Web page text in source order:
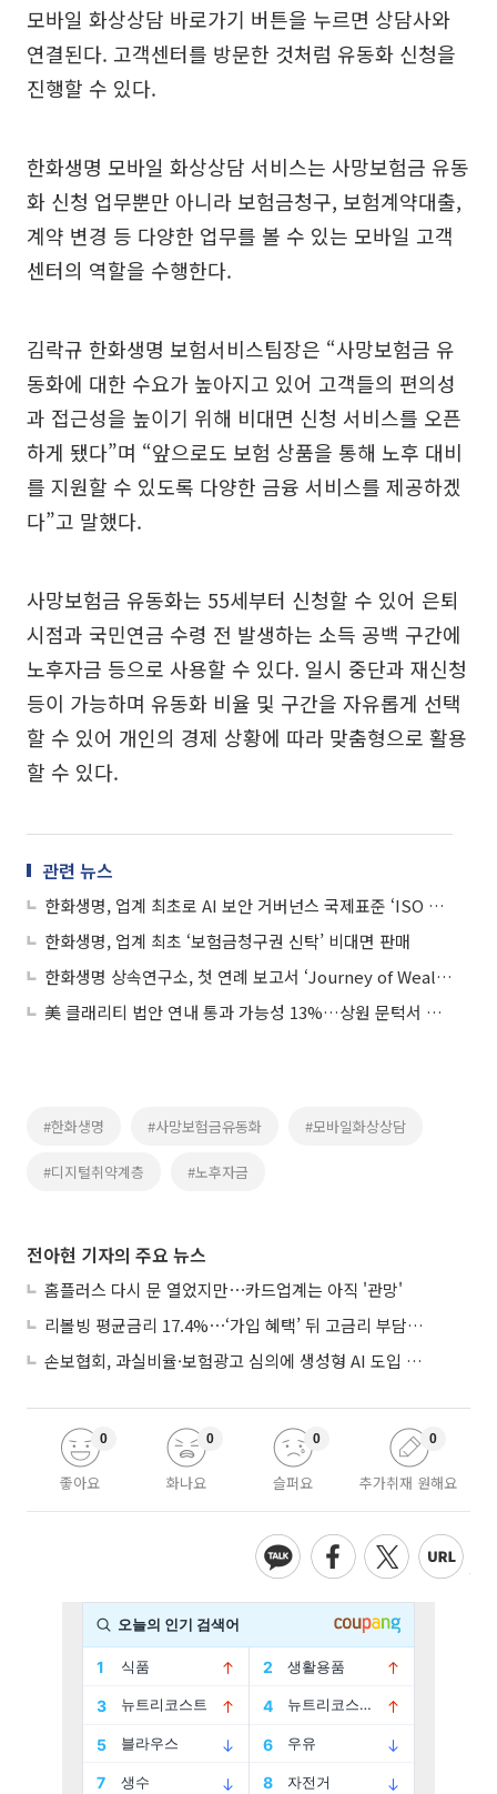
모바일 화상상담 바로가기 버튼을 누르면 상담사와
연결된다. 고객센터를 방문한 것처럼 유동화 신청을
진행할 수 있다.
한화생명 모바일 화상상담 서비스는 사망보험금 유동
화 신청 업무뿐만 아니라 보험금청구, 보험계약대출,
계약 변경 등 다양한 업무를 볼 수 있는 모바일 고객
센터의 역할을 수행한다.
김락규 한화생명 보험서비스팀장은 “사망보험금 유
동화에 대한 수요가 높아지고 있어 고객들의 편의성
과 접근성을 높이기 위해 비대면 신청 서비스를 오픈
하게 됐다”며 “앞으로도 보험 상품을 통해 노후 대비
를 지원할 수 있도록 다양한 금융 서비스를 제공하겠
다”고 말했다.
사망보험금 유동화는 55세부터 신청할 수 있어 은퇴
시점과 국민연금 수령 전 발생하는 소득 공백 구간에
노후자금 등으로 사용할 수 있다. 일시 중단과 재신청
등이 가능하며 유동화 비율 및 구간을 자유롭게 선택
할 수 있어 개인의 경제 상황에 따라 맞춤형으로 활용
할 수 있다.
관련 뉴스
한화생명, 업계 최초로 AI 보안 거버넌스 국제표준 ‘ISO 42001’ 인증 획득
한화생명, 업계 최초 ‘보험금청구권 신탁’ 비대면 판매
한화생명 상속연구소, 첫 연례 보고서 ‘Journey of Wealth 2025’ 발간
美 클래리티 법안 연내 통과 가능성 13%…상원 문턱서 제동
#한화생명 #사망보험금유동화 #모바일화상상담
#디지털취약계층 #노후자금
전아현 기자의 주요 뉴스
홈플러스 다시 문 열었지만⋯카드업계는 아직 '관망'
리볼빙 평균금리 17.4%⋯‘가입 혜택’ 뒤 고금리 부담 주의
손보협회, 과실비율·보험광고 심의에 생성형 AI 도입 추진
좋아요
0
화나요
0
슬퍼요
0
추가취재 원해요
0